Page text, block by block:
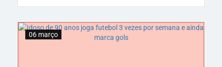
Bahia(44) completou um ano no Rubro-Negro. O
06 março